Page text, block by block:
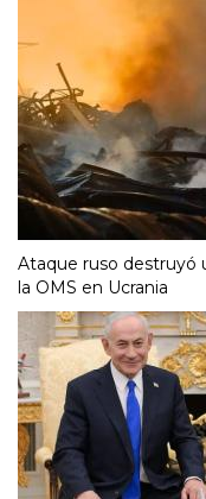
Ataque ruso destruyó
la OMS en Ucrania